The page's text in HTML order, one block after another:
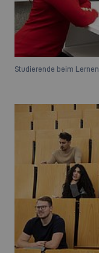
Studierende beim Lernen